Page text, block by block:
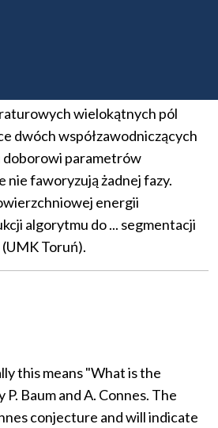
wielokątnych pól
dwóch współzawodniczących
doborowi parametrów
nie faworyzują żadnej fazy.
energii
algorytmu do ... segmentacji
Toruń).
this means "What is the
Baum and A. Connes. The
conjecture and will indicate